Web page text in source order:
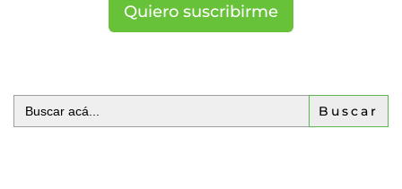
Quiero suscribirme
Buscar: